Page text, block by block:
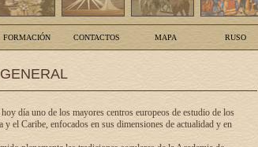
FORMACIÓN CONTACTOS MAPA RUSO
día uno de los mayores centros europeos de estudio de los
y el Caribe, enfocados en sus dimensiones de actualidad y en